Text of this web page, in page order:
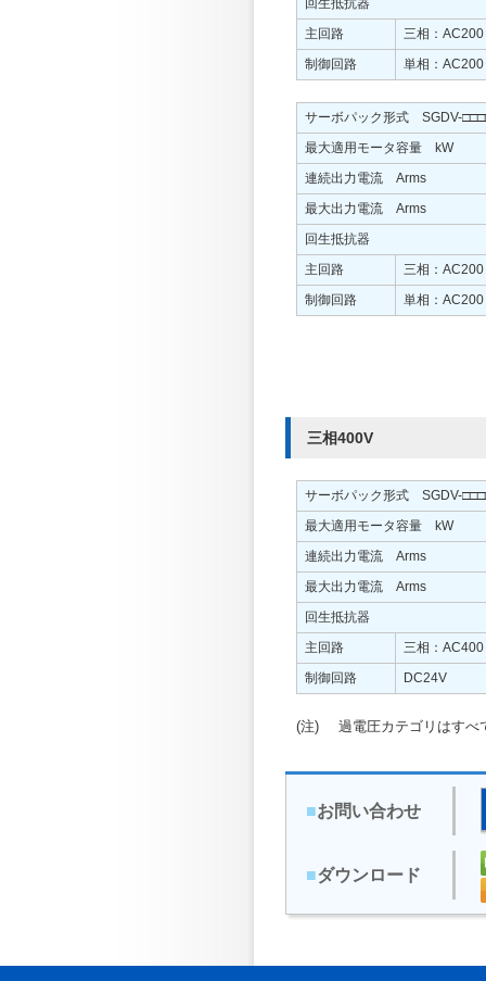
回生抵抗器
主回路
三相：AC200
制御回路
単相：AC200
サーボパック形式 SGDV-
最大適用モータ容量 kW
連続出力電流 Arms
最大出力電流 Arms
回生抵抗器
主回路
三相：AC200
制御回路
単相：AC200
三相400V
サーボパック形式 SGDV-
最大適用モータ容量 kW
連続出力電流 Arms
最大出力電流 Arms
回生抵抗器
主回路
三相：AC400
制御回路
DC24V
(注) 過電圧カテゴリはすべ
■お問い合わせ
■ダウンロード